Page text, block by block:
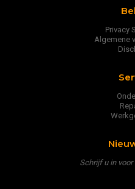
Privacy
Algemene
Schrijf u in